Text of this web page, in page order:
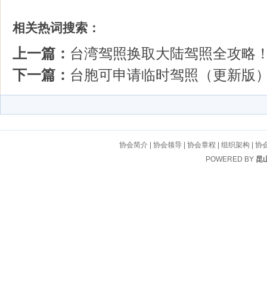
相关热词搜索：
上一篇： 台湾驾照换取大陆驾照全攻略
下一篇： 台胞可申请临时驾照（更新版
协会简介 |协会领导 |协会章程 |组织架构 |协
POWERED BY 昆